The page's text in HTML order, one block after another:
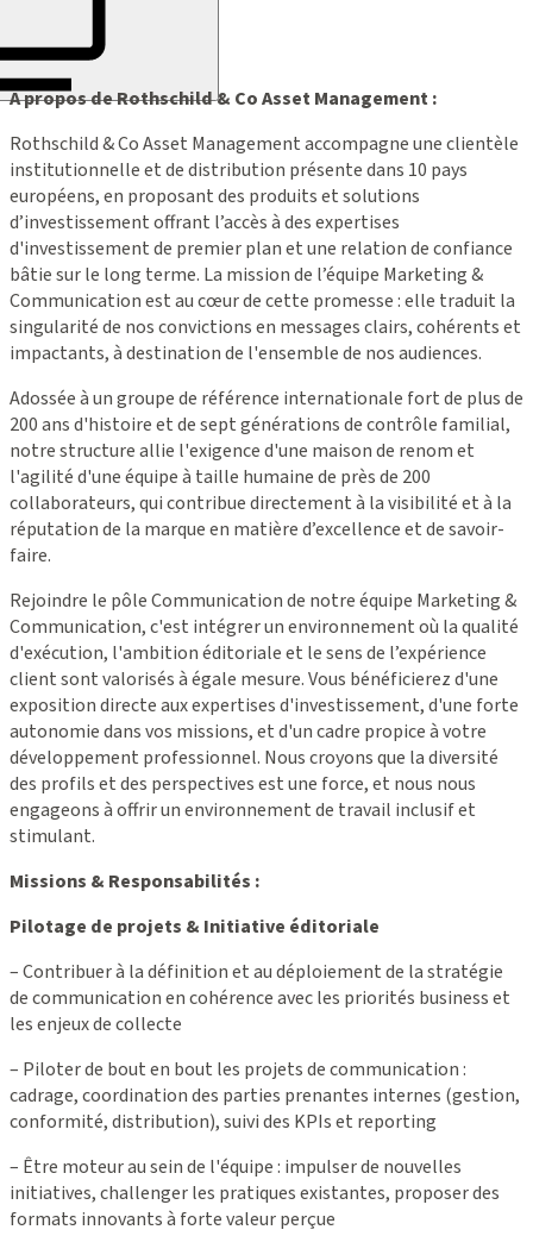
A propos de Rothschild & Co Asset Management :
Rothschild & Co Asset Management accompagne une clientèle
institutionnelle et de distribution présente dans 10 pays
européens, en proposant des produits et solutions
d’investissement offrant l’accès à des expertises
d'investissement de premier plan et une relation de confiance
bâtie sur le long terme. La mission de l’équipe Marketing &
Communication est au cœur de cette promesse : elle traduit la
singularité de nos convictions en messages clairs, cohérents et
impactants, à destination de l'ensemble de nos audiences.
Adossée à un groupe de référence internationale fort de plus de
200 ans d'histoire et de sept générations de contrôle familial,
notre structure allie l'exigence d'une maison de renom et
l'agilité d'une équipe à taille humaine de près de 200
collaborateurs, qui contribue directement à la visibilité et à la
réputation de la marque en matière d’excellence et de savoir-
faire.
Rejoindre le pôle Communication de notre équipe Marketing &
Communication, c'est intégrer un environnement où la qualité
d'exécution, l'ambition éditoriale et le sens de l’expérience
client sont valorisés à égale mesure. Vous bénéficierez d'une
exposition directe aux expertises d'investissement, d'une forte
autonomie dans vos missions, et d'un cadre propice à votre
développement professionnel. Nous croyons que la diversité
des profils et des perspectives est une force, et nous nous
engageons à offrir un environnement de travail inclusif et
stimulant.
Missions & Responsabilités :
Pilotage de projets & Initiative éditoriale
– Contribuer à la définition et au déploiement de la stratégie
de communication en cohérence avec les priorités business et
les enjeux de collecte
– Piloter de bout en bout les projets de communication :
cadrage, coordination des parties prenantes internes (gestion,
conformité, distribution), suivi des KPIs et reporting
– Être moteur au sein de l'équipe : impulser de nouvelles
initiatives, challenger les pratiques existantes, proposer des
formats innovants à forte valeur perçue